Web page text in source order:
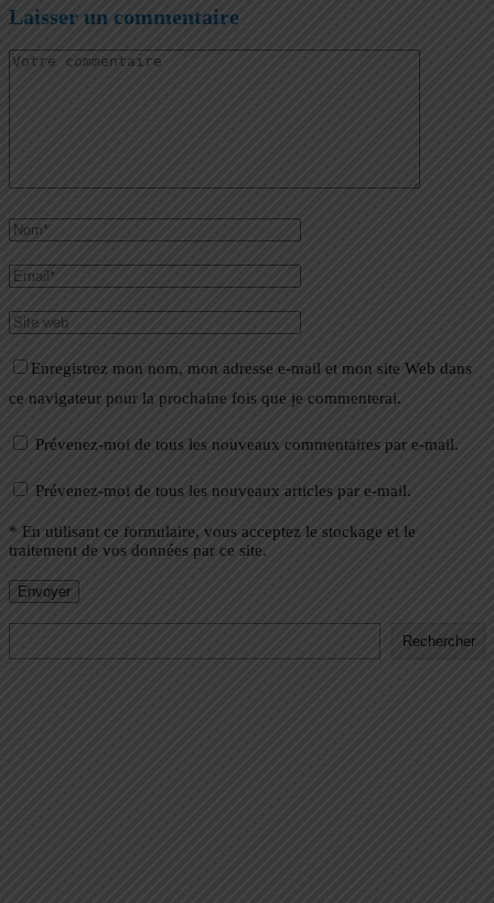
Laisser un commentaire
Enregistrez mon nom, mon adresse e-mail et mon site Web dans
ce navigateur pour la prochaine fois que je commenterai.
Prévenez-moi de tous les nouveaux commentaires par e-mail.
Prévenez-moi de tous les nouveaux articles par e-mail.
* En utilisant ce formulaire, vous acceptez le stockage et le
traitement de vos données par ce site.
Rechercher